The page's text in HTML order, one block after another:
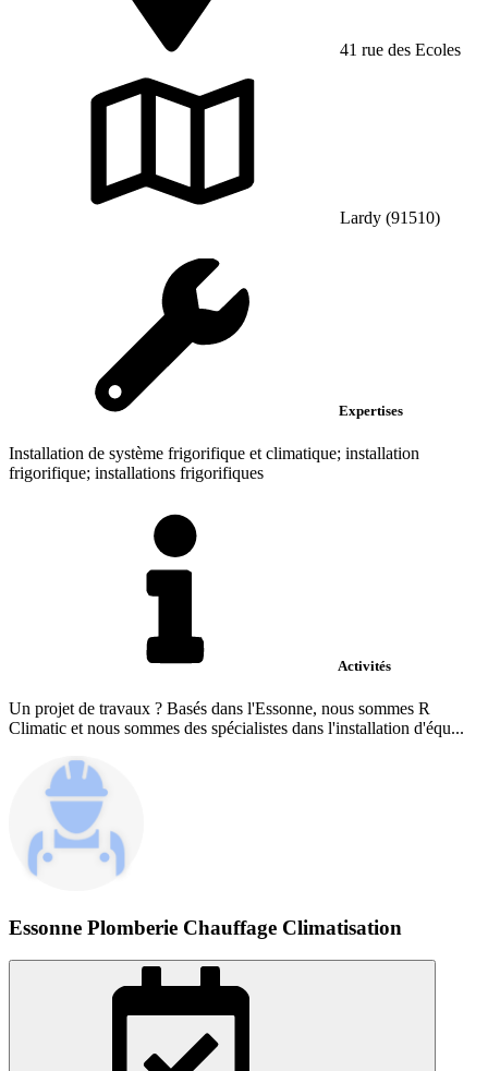
41 rue des Ecoles
Lardy (91510)
Expertises
Installation de système frigorifique et climatique; installation
frigorifique; installations frigorifiques
Activités
Un projet de travaux ? Basés dans l'Essonne, nous sommes R
Climatic et nous sommes des spécialistes dans l'installation d'équ...
Essonne Plomberie Chauffage Climatisation